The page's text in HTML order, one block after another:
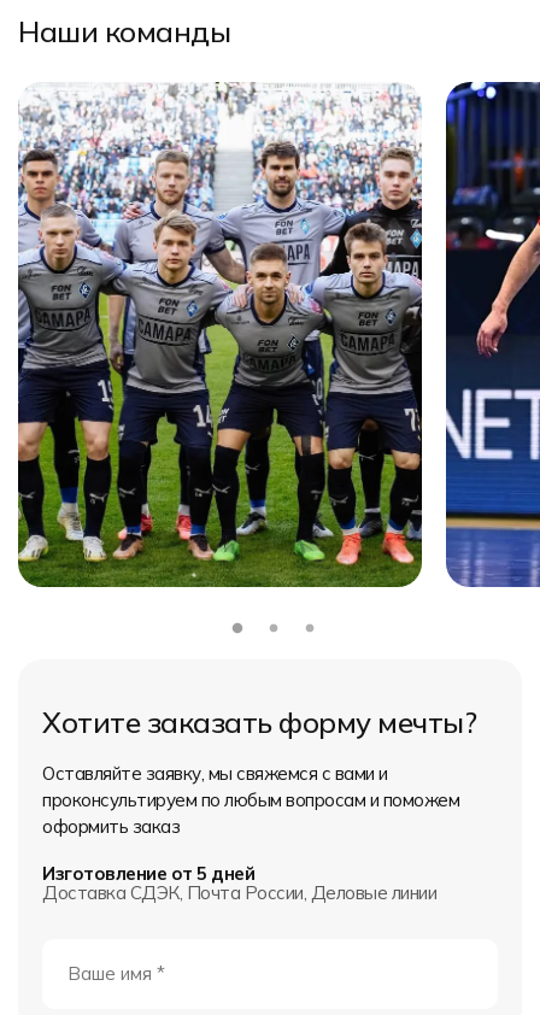
Наши команды
Хотите заказать форму мечты?
Оставляйте заявку, мы свяжемся с вами и
проконсультируем по любым вопросам и поможем
оформить заказ
Изготовление от 5 дней
Доставка СДЭК, Почта России, Деловые линии